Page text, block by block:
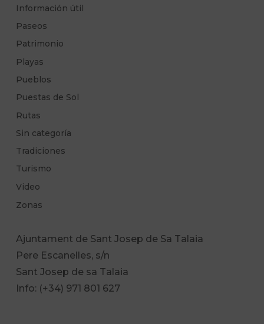
Información útil
Paseos
Patrimonio
Playas
Pueblos
Puestas de Sol
Rutas
Sin categoría
Tradiciones
Turismo
Video
Zonas
Ajuntament de Sant Josep de Sa Talaia
Pere Escanelles, s/n
Sant Josep de sa Talaia
Info: (+34) 971 801 627